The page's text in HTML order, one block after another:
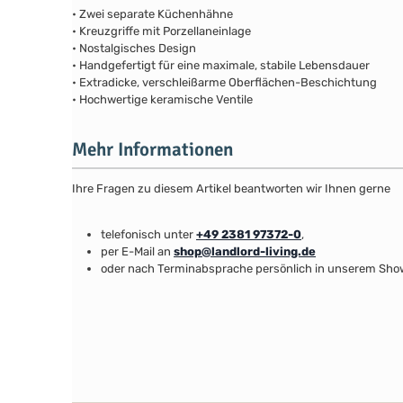
• Zwei separate Küchenhähne
• Kreuzgriffe mit Porzellaneinlage
• Nostalgisches Design
• Handgefertigt für eine maximale, stabile Lebensdauer
• Extradicke, verschleißarme Oberflächen-Beschichtung
• Hochwertige keramische Ventile
Mehr Informationen
Ihre Fragen zu diesem Artikel beantworten wir Ihnen gerne
telefonisch unter +49 2381 97372-0,
per E-Mail an shop@landlord-living.de
oder nach Terminabsprache persönlich in unserem